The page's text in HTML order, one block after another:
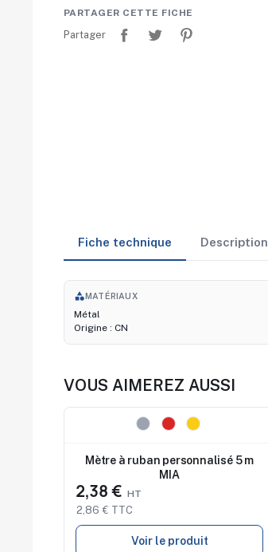
PARTAGER CETTE FICHE
Partager
Fiche technique Description
categoryMATÉRIAUX
Métal
Origine : CN
VOUS AIMEREZ AUSSI
Mètre à ruban personnalisé 5 m
MIA
2,38 €
2,86 € TTC
Voir le produit